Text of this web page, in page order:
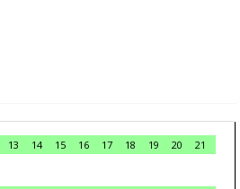
13 14 15 16 17 18 19 20
21